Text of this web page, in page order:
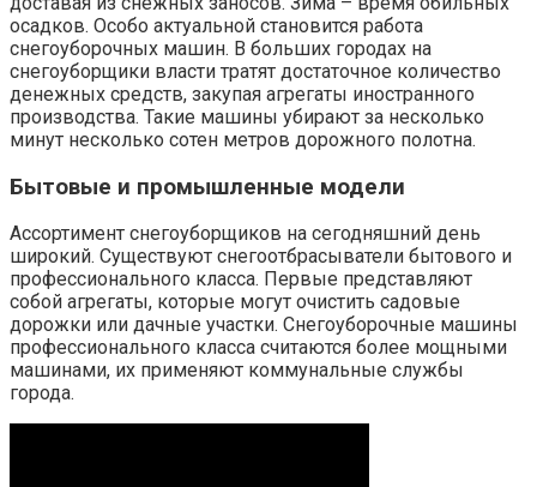
осадков. Особо актуальной становится работа
снегоуборочных машин. В больших городах на
снегоуборщики власти тратят достаточное количество
денежных средств, закупая агрегаты иностранного
производства. Такие машины убирают за несколько
минут несколько сотен метров дорожного полотна.
Бытовые и промышленные модели
Ассортимент снегоуборщиков на сегодняшний день
широкий. Существуют снегоотбрасыватели бытового и
профессионального класса. Первые представляют
собой агрегаты, которые могут очистить садовые
дорожки или дачные участки. Снегоуборочные машины
профессионального класса считаются более мощными
машинами, их применяют коммунальные службы
города.